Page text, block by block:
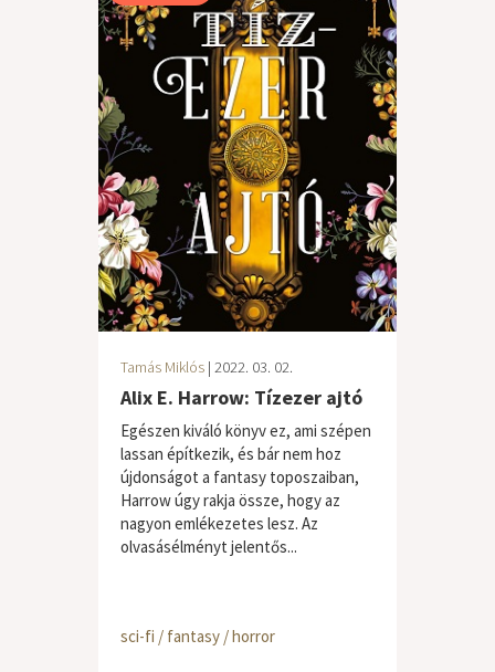
Tamás Miklós | 2022. 03. 02.
Alix E. Harrow: Tízezer ajtó
Egészen kiváló könyv ez, ami szépen
lassan építkezik, és bár nem hoz
újdonságot a fantasy toposzaiban,
Harrow úgy rakja össze, hogy az
nagyon emlékezetes lesz. Az
olvasásélményt jelentős...
sci-fi / fantasy / horror